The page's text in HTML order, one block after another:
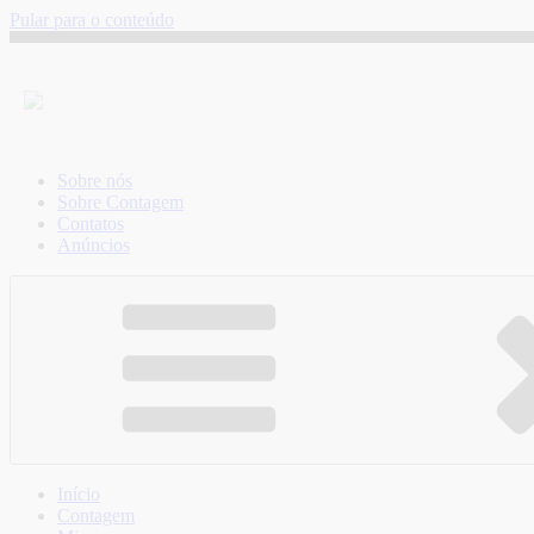
Pular para o conteúdo
Sobre nós
Sobre Contagem
Contatos
Anúncios
Início
Contagem